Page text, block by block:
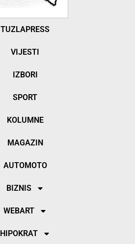
TUZLAPRESS
VIJESTI
IZBORI
SPORT
KOLUMNE
MAGAZIN
AUTOMOTO
BIZNIS
WEBART
HIPOKRAT